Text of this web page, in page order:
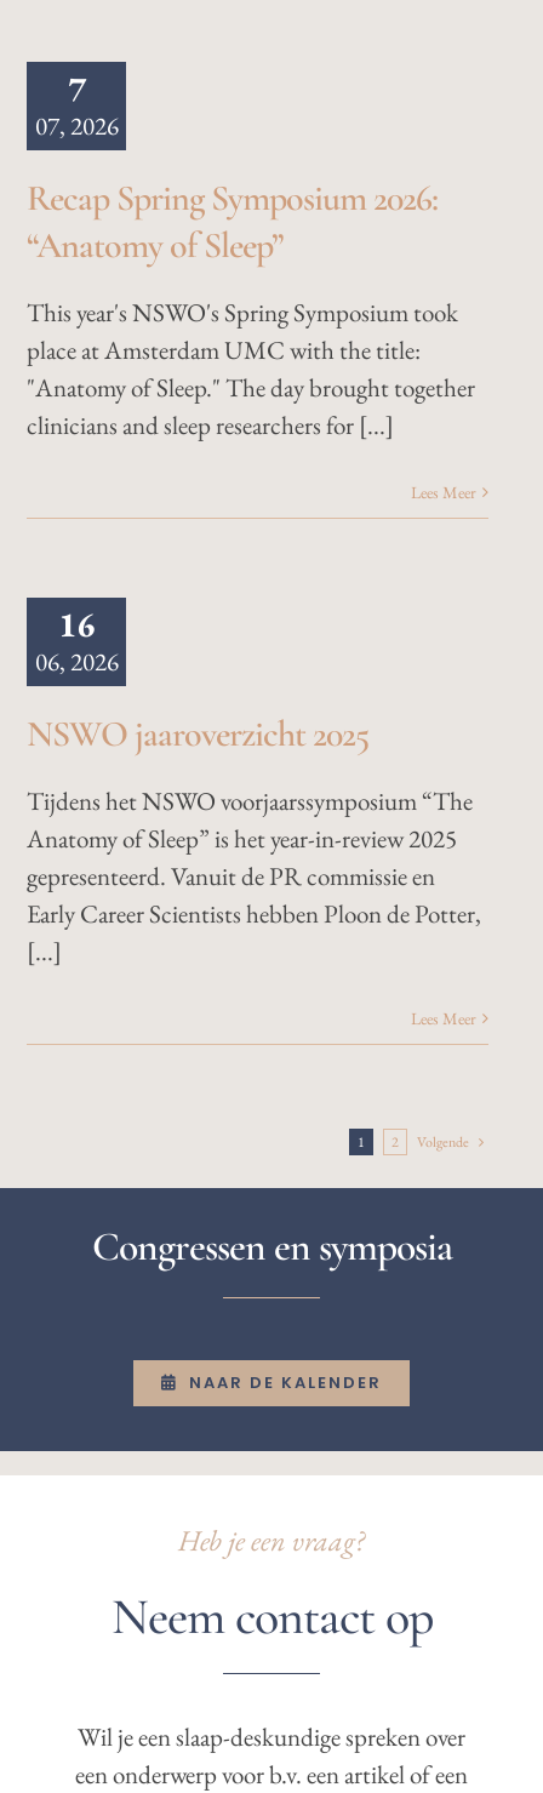
7
07, 2026
Recap Spring Symposium 2026:
“Anatomy of Sleep”
This year's NSWO's Spring Symposium took
place at Amsterdam UMC with the title:
"Anatomy of Sleep." The day brought together
clinicians and sleep researchers for [...]
Lees Meer
16
06, 2026
NSWO jaaroverzicht 2025
Tijdens het NSWO voorjaarssymposium “The
Anatomy of Sleep” is het year-in-review 2025
gepresenteerd. Vanuit de PR commissie en
Early Career Scientists hebben Ploon de Potter,
[...]
Lees Meer
1 2 Volgende
Congressen en symposia
NAAR DE KALENDER
Heb je een vraag?
Neem contact op
Wil je een slaap-deskundige spreken over
een onderwerp voor b.v. een artikel of een